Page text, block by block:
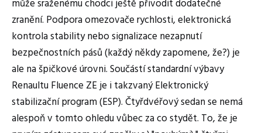
může sraženému chodci ještě přivodit dodatečné
zranění. Podpora omezovače rychlosti, elektronická
kontrola stability nebo signalizace nezapnutí
bezpečnostních pásů (každý někdy zapomene, že?) je
ale na špičkové úrovni. Součástí standardní výbavy
Renaultu Fluence ZE je i takzvaný Elektronický
stabilizační program (ESP). Čtyřdvéřový sedan se nemá
alespoň v tomto ohledu vůbec za co stydět. To, že je